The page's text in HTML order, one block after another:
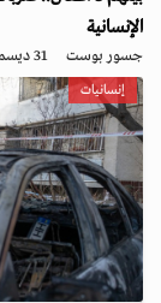
الإنسانية
جسور بوست 31 ديسمبر 2025 - 20:10
إنسانيات